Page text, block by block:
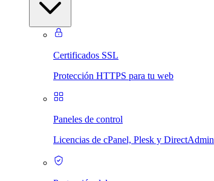
Certificados SSL
Protección HTTPS para tu web
Paneles de control
Licencias de cPanel, Plesk y DirectAdmin